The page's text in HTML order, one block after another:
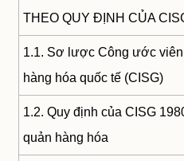
THEO QUY ĐỊNH CỦA
1.1. Sơ lược Công ước viên
hàng hóa quốc tế (CISG)
1.2. Quy định của CISG
quản hàng hóa